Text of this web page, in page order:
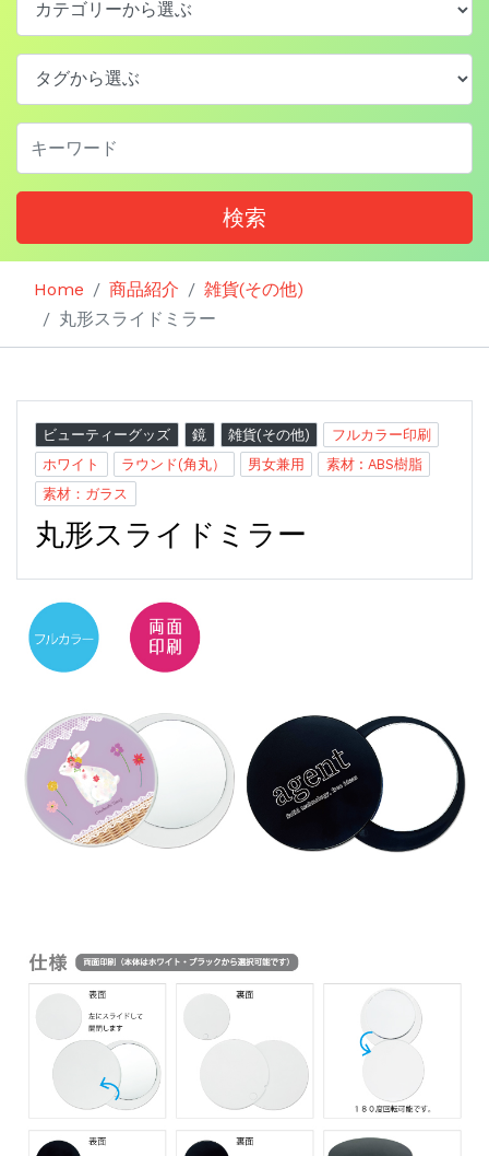
検索
Home 商品紹介
雑貨(その他)
丸形スライドミラー
ビューティーグッズ 鏡 雑貨(その他)
フルカラー印刷
ホワイト
ラウンド(角丸） 男女兼用
素材 : ABS樹脂
素材：ガラス
丸形スライドミラー